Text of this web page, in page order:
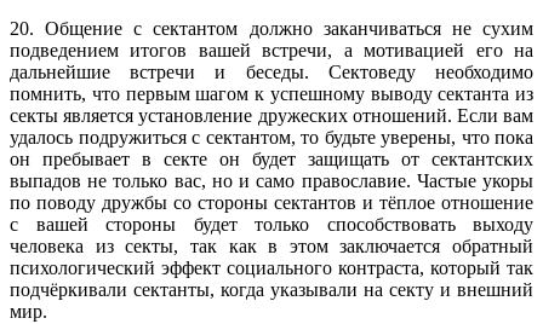
20. Общение с сектантом должно заканчиваться не сухим
подведением итогов вашей встречи, а мотивацией его на
дальнейшие встречи и беседы. Сектоведу необходимо
помнить, что первым шагом к успешному выводу сектанта из
секты является установление дружеских отношений. Если вам
удалось подружиться с сектантом, то будьте уверены, что пока
он пребывает в секте он будет защищать от сектантских
выпадов не только вас, но и само православие. Частые укоры
по поводу дружбы со стороны сектантов и тёплое отношение
с вашей стороны будет только способствовать выходу
человека из секты, так как в этом заключается обратный
психологический эффект социального контраста, который так
подчёркивали сектанты, когда указывали на секту и внешний
мир.